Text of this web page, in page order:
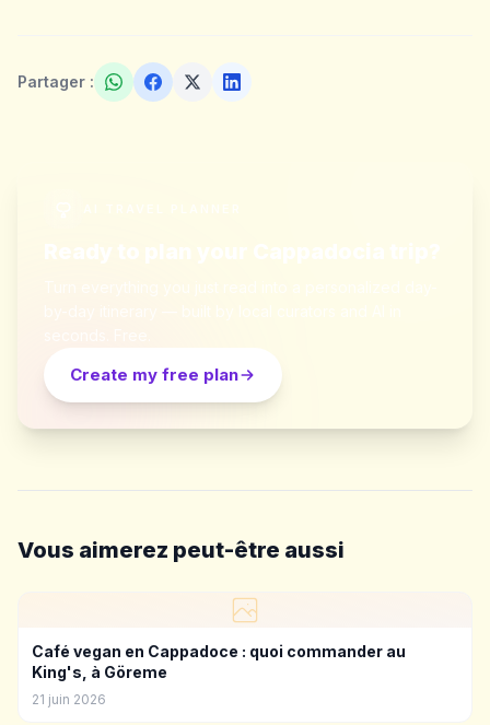
Partager :
Create my free plan
Vous aimerez peut-être aussi
Café vegan en Cappadoce : quoi commander au
King's, à Göreme
21 juin 2026